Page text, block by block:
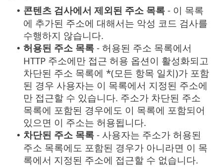
• 콘텐츠 검사에서 제외된 주소 목록 - 이 목록
에 추가된 주소에 대해서는 악성 코드 검사를
수행하지 않습니다.
• 허용된 주소 목록 - 허용된 주소 목록에서
HTTP 주소에만 접근 허용 옵션이 활성화되고
차단된 주소 목록에 *(모든 항목 일치)가 포함
된 경우 사용자는 이 목록에서 지정된 주소에
만 접근할 수 있습니다. 주소가 차단된 주소
목록에 포함된 경우에도 이 목록에 포함되어
있으면 이 주소는 허용됩니다.
• 차단된 주소 목록 - 사용자는 주소가 허용된
주소 목록에도 포함된 경우가 아니라면 이 목
록에서 지정된 주소에 접근할 수 없습니다.